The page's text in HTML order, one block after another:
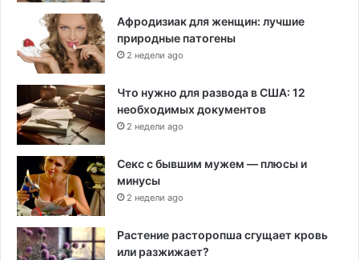
Афродизиак для женщин: лучшие
природные патогены
2 недели ago
Что нужно для развода в США: 12
необходимых документов
2 недели ago
Секс с бывшим мужем — плюсы и
минусы
2 недели ago
Растение расторопша сгущает кровь
или разжижает?